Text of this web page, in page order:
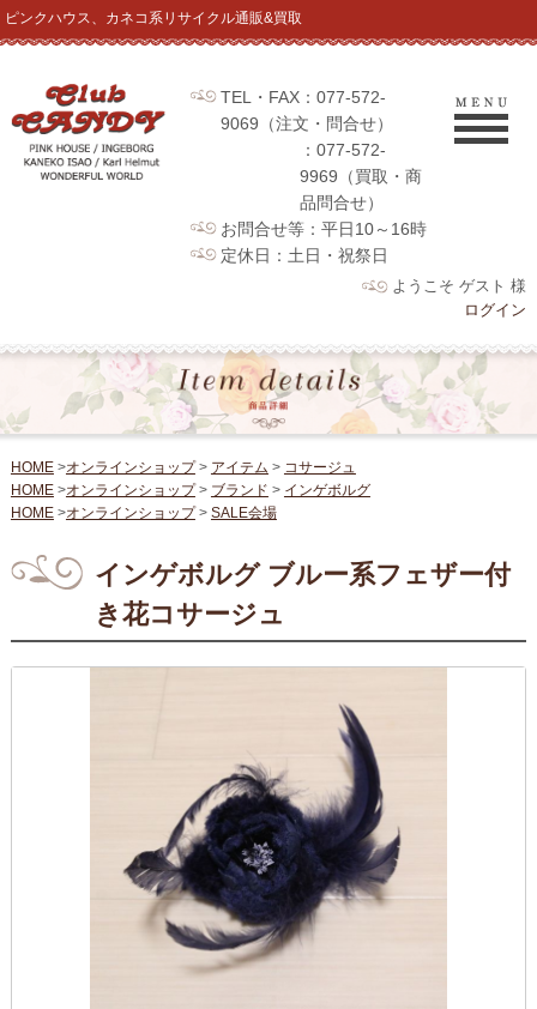
ピンクハウス、カネコ系リサイクル通販&買取
TEL・FAX：077-572-
9069（注文・問合せ）
：077-572-
9969（買取・商
品問合せ）
お問合せ等：平日10～16時
定休日：土日・祝祭日
ようこそ ゲスト 様
ログイン
HOME>オンラインショップ> アイテム > コサージュ
HOME>オンラインショップ> ブランド > インゲボルグ
HOME>オンラインショップ> SALE会場
インゲボルグ ブルー系フェザー付
き花コサージュ